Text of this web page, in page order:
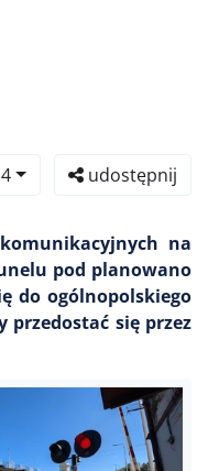
udostępnij
na
pod planowano
do ogólnopolskiego
przedostać się przez